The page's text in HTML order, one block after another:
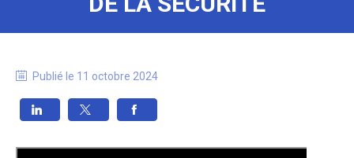
Publié le 11 octobre 2024